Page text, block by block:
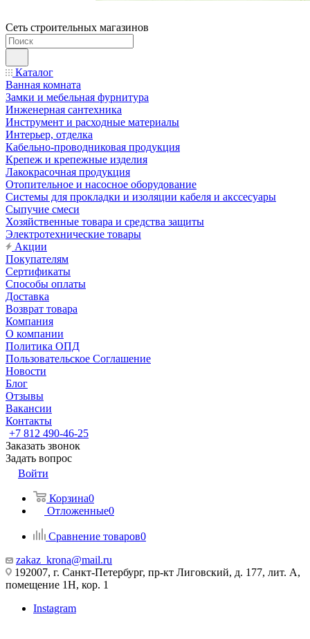
Сеть строительных магазинов
Каталог
Ванная комната
Замки и мебельная фурнитура
Инженерная сантехника
Инструмент и расходные материалы
Интерьер, отделка
Кабельно-проводниковая продукция
Крепеж и крепежные изделия
Лакокрасочная продукция
Отопительное и насосное оборудование
Системы для прокладки и изоляции кабеля и акссесуары
Сыпучие смеси
Хозяйственные товара и средства защиты
Электротехнические товары
Акции
Покупателям
Сертификаты
Способы оплаты
Доставка
Возврат товара
Компания
О компании
Политика ОПД
Пользовательское Соглашение
Новости
Блог
Отзывы
Вакансии
Контакты
+7 812 490-46-25
Заказать звонок
Задать вопрос
Войти
Корзина0
Отложенные0
Сравнение товаров0
zakaz_krona@mail.ru
192007, г. Санкт-Петербург, пр-кт Лиговский, д. 177, лит. А,
помещение 1Н, кор. 1
Instagram